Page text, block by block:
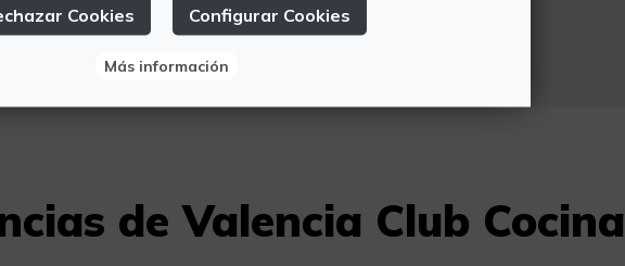
601168399
de Valencia Club Cocina
Cookies Configurar Cookies
Más información